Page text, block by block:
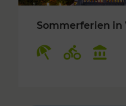
Sommerferien in